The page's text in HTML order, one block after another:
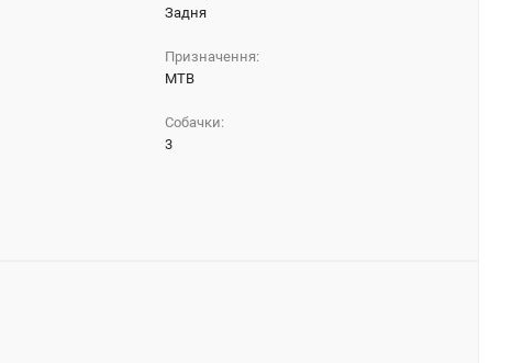
Задня
Призначення:
МТВ
Собачки:
3